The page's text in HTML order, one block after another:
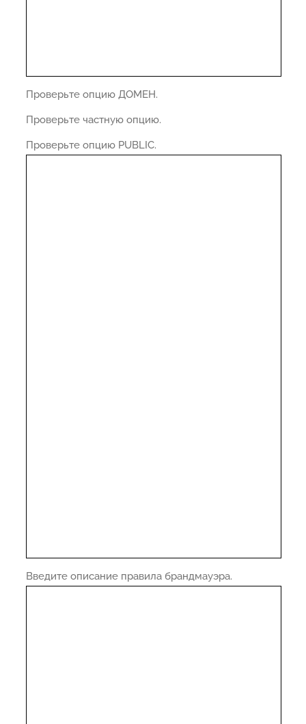
Проверьте опцию ДОМЕН.
Проверьте частную опцию.
Проверьте опцию PUBLIC.
Введите описание правила брандмауэра.